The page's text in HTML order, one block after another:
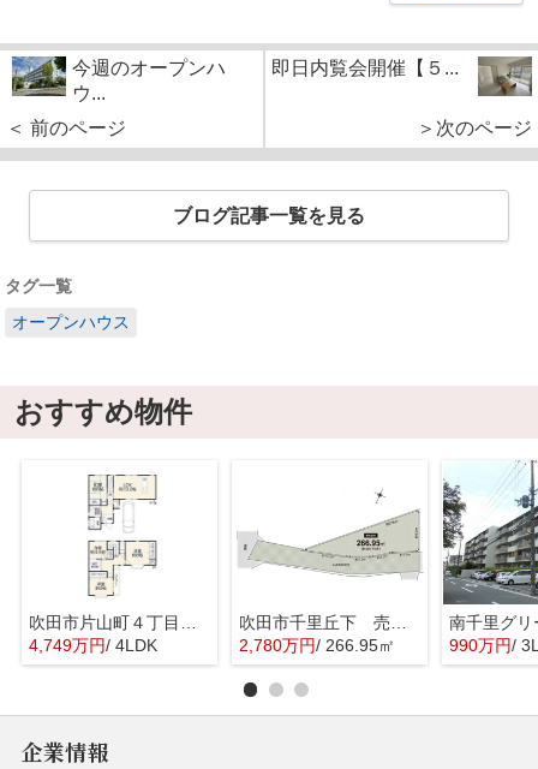
今週のオープンハ
ウ...
＜ 前のページ
即日内覧会開催【５...
＞次のページ
ブログ記事一覧を見る
タグ一覧
オープンハウス
おすすめ物件
吹田市片山町４丁目 一戸建て
4,749万円/ 4LDK
吹田市千里丘下 売り土地
2,780万円/ 266.95㎡
南千里グリ
990万円/
企業情報